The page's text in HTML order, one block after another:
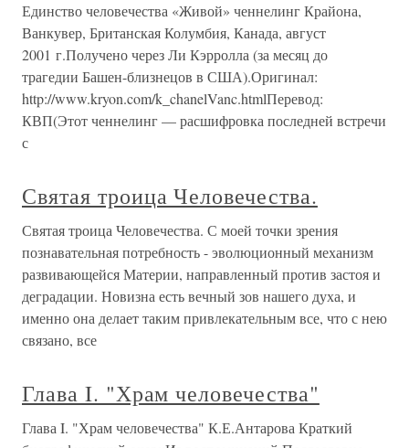
Единство человечества «Живой» ченнелинг Крайона,
Ванкувер, Британская Колумбия, Канада, август
2001 г.Получено через Ли Кэрролла (за месяц до
трагедии Башен-близнецов в США).Оригинал:
http://www.kryon.com/k_chanelVanc.htmlПеревод:
КВП(Этот ченнелинг — расшифровка последней встречи
с
Святая троица Человечества.
Святая троица Человечества. С моей точки зрения
познавательная потребность - эволюционный механизм
развивающейся Материи, направленный против застоя и
деградации. Новизна есть вечный зов нашего духа, и
именно она делает таким привлекательным все, что с нею
связано, все
Глава I. "Храм человечества"
Глава I. "Храм человечества" К.Е.Антарова Краткий